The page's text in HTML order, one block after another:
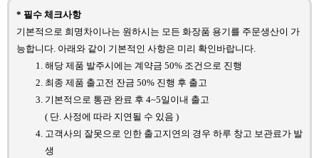
* 필수 체크사항
기본적으로 희명차이나는 원하시는 모든 화장품 용기를 주문생산이 가
능합니다. 아래와 같이 기본적인 사항은 미리 확인바랍니다.
해당 제품 발주시에는 계약금 50% 조건으로 진행
최종 제품 출고전 잔금 50% 진행 후 출고
기본적으로 통관 완료 후 4~5일이내 출고
( 단. 사정에 따라 지연될 수 있음 )
고객사의 잘못으로 인한 출고지연의 경우 하루 창고 보관료가 발
생